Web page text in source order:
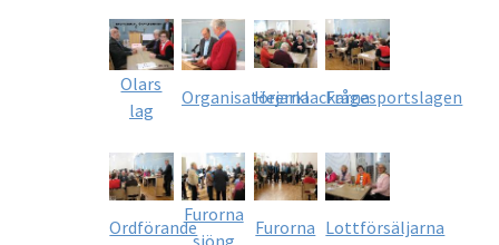
Olars
lag
OrganisatörernaHejarklackarnaFrågesportslagen
Ordförande
Furorna
sjöng
Furorna Lottförsäljarna